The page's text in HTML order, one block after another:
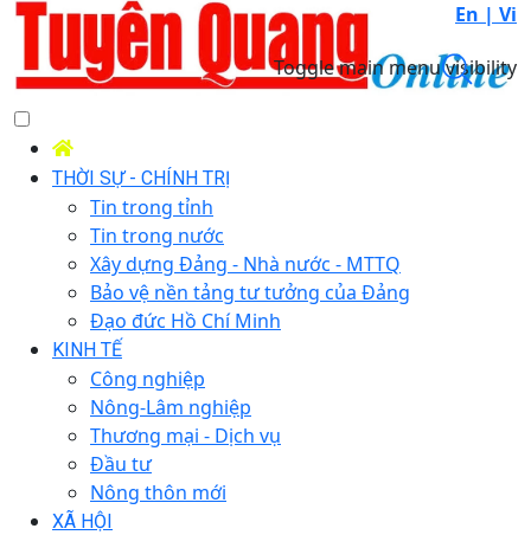
En | Vi
Toggle main menu visibility
THỜI SỰ - CHÍNH TRỊ
Tin trong tỉnh
Tin trong nước
Xây dựng Đảng - Nhà nước - MTTQ
Bảo vệ nền tảng tư tưởng của Đảng
Đạo đức Hồ Chí Minh
KINH TẾ
Công nghiệp
Nông-Lâm nghiệp
Thương mại - Dịch vụ
Đầu tư
Nông thôn mới
XÃ HỘI